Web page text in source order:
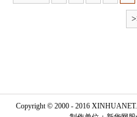
Copyright © 2000 - 2016